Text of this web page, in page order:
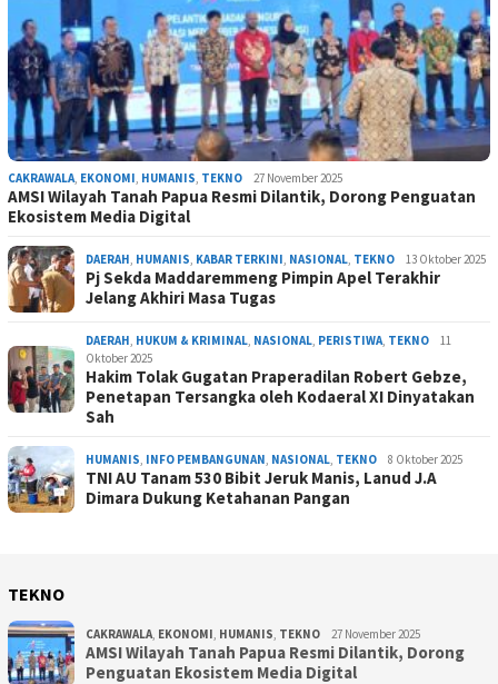
CAKRAWALA, EKONOMI, HUMANIS, TEKNO 27 November 2025
AMSI Wilayah Tanah Papua Resmi Dilantik, Dorong Penguatan
Ekosistem Media Digital
DAERAH, HUMANIS, KABAR TERKINI, NASIONAL, TEKNO 13 Oktober 2025
Pj Sekda Maddaremmeng Pimpin Apel Terakhir
Jelang Akhiri Masa Tugas
DAERAH, HUKUM & KRIMINAL, NASIONAL, PERISTIWA, TEKNO
11
Oktober 2025
Hakim Tolak Gugatan Praperadilan Robert Gebze,
Penetapan Tersangka oleh Kodaeral XI Dinyatakan
Sah
HUMANIS, INFO PEMBANGUNAN, NASIONAL, TEKNO 8 Oktober 2025
TNI AU Tanam 530 Bibit Jeruk Manis, Lanud J.A
Dimara Dukung Ketahanan Pangan
TEKNO
CAKRAWALA, EKONOMI, HUMANIS, TEKNO 27 November 2025
AMSI Wilayah Tanah Papua Resmi Dilantik, Dorong
Penguatan Ekosistem Media Digital